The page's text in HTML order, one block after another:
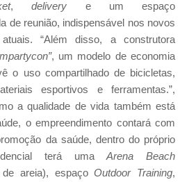
,delivery e um espaço
de reunião, indispensável nos novos
“Além disso, a construtora
, um modelo de economia
o uso compartilhado de bicicletas,
esportivos e ferramentas.”,
a qualidade de vida também está
o empreendimento contará com
da saúde, dentro do próprio
terá umaArena Beach
de areia), espaçoOutdoor Training,